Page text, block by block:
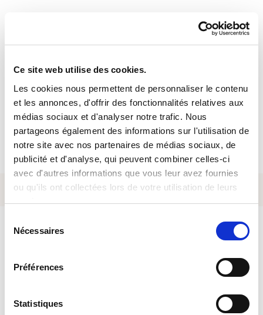
Ce site web utilise des cookies.
Les cookies nous permettent de personnaliser le contenu
et les annonces, d'offrir des fonctionnalités relatives aux
médias sociaux et d'analyser notre trafic. Nous
partageons également des informations sur l'utilisation de
notre site avec nos partenaires de médias sociaux, de
publicité et d'analyse, qui peuvent combiner celles-ci
avec d'autres informations que vous leur avez fournies
ou qu'ils ont collectées lors de votre utilisation de leurs
services.
Nécessaires
Préférences
Statistiques
MYSOFITEX, A SUA AGÊNCIA DE
EMPREGO 24 HORAS POR DIA
Descarregar a aplicação